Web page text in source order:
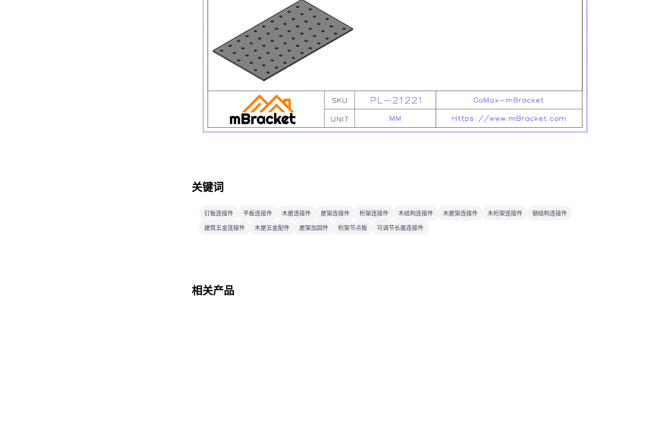
关键词
钉板连接件 平板连接件 木屋连接件 屋架连接件 桁架连接件 木结构连接件 木屋架连接件 木桁架连接件
钢结构连接件
建筑五金连接件
木屋五金配件 屋架加固件 桁架节点板 可调节长度连接件
相关产品